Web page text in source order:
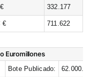
332.177
€ 711.622
Euromillones
Bote Publicado: 62.000.000